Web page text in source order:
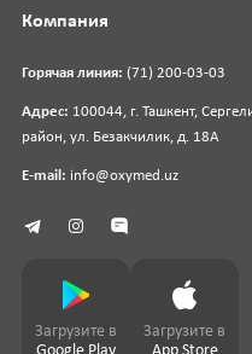
Горячая линия: (71) 200-03-03
Адрес: 100044, г. Ташкент,
район, ул. Безакчилик, д. 18А
E-mail: info@oxymed.uz
Компания
Загрузите в
Загрузите в